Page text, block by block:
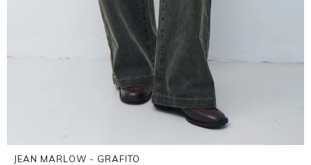
JEAN MARLOW - GRAFITO